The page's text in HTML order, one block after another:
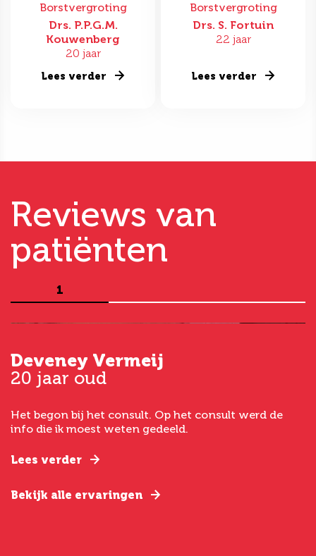
Borstvergroting
Drs. P.P.G.M.
Kouwenberg
20 jaar
Lees verder
Borstvergroting
Drs. S. Fortuin
22 jaar
Lees verder
Reviews van
patiënten
1
Deveney Vermeij
20 jaar oud
Het begon bij het consult. Op het consult werd de
info die ik moest weten gedeeld.
Lees verder
Bekijk alle ervaringen